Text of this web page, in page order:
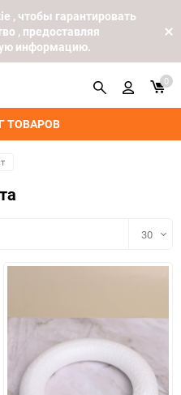
, чтобы гарантировать
, предоставляя
информацию.
ТОВАРОВ
0
30
90
150